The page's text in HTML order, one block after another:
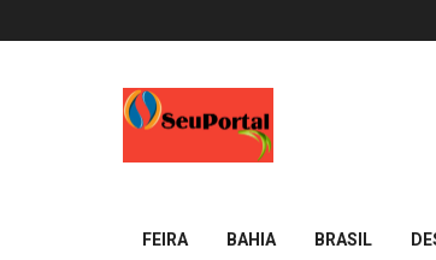
FEIRA BAHIA BRASIL